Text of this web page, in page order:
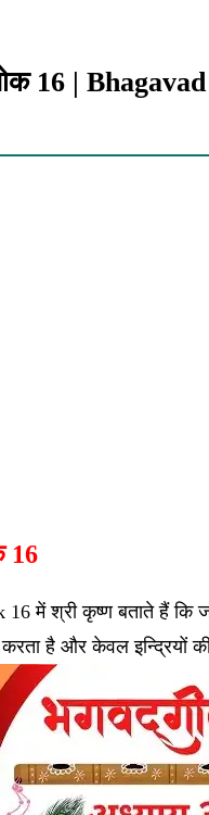
16 |
16
में श्री कृष्ण बताते हैं कि जो
है और केवल इन्द्रियों